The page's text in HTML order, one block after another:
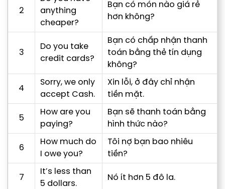
2
anything
cheaper?
Bạn có món nào giá rẻ
hơn không?
3
Do you take
credit cards?
Bạn có chấp nhận thanh
toán bằng thẻ tín dụng
không?
4
Sorry, we only
accept Cash.
Xin lỗi, ở đây chỉ nhận
tiền mặt.
5
How are you
paying?
Bạn sẽ thanh toán bằng
hình thức nào?
6
How much do
I owe you?
Tôi nợ bạn bao nhiêu
tiền?
7
It’s less than
5 dollars.
Nó ít hơn 5 đô la.